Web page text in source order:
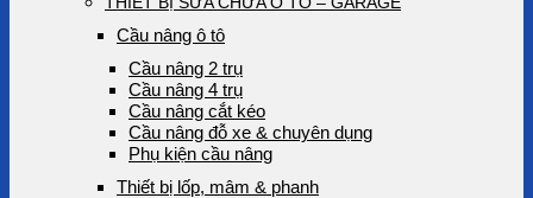
Cầu nâng ô tô
Cầu nâng 2 trụ
Cầu nâng 4 trụ
Cầu nâng cắt kéo
Cầu nâng đỗ xe & chuyên dụng
Phụ kiện cầu nâng
Thiết bị lốp, mâm & phanh